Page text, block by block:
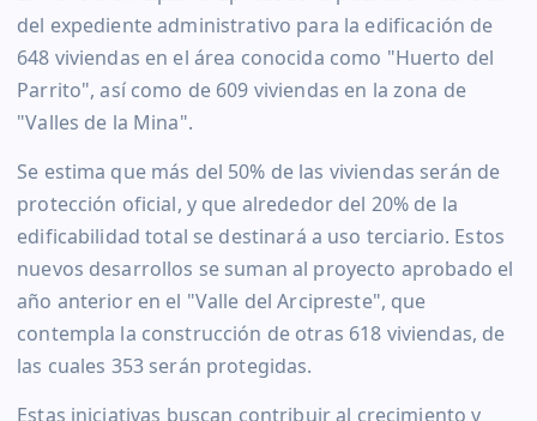
del expediente administrativo para la edificación de
648 viviendas en el área conocida como "Huerto del
Parrito", así como de 609 viviendas en la zona de
"Valles de la Mina".
Se estima que más del 50% de las viviendas serán de
protección oficial, y que alrededor del 20% de la
edificabilidad total se destinará a uso terciario. Estos
nuevos desarrollos se suman al proyecto aprobado el
año anterior en el "Valle del Arcipreste", que
contempla la construcción de otras 618 viviendas, de
las cuales 353 serán protegidas.
Estas iniciativas buscan contribuir al crecimiento y